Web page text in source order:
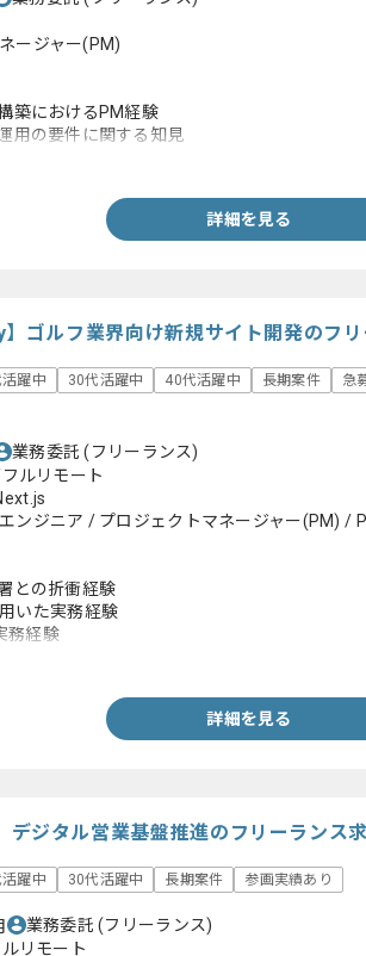
ージャー(PM)
築におけるPM経験
用の要件に関する知見
詳細を見る
】ゴルフ業界向け新規サイト開発のフ
躍中 30代活躍中 40代活躍中 長期案件
急
業務委託(フリーランス)
ルリモート
ンジニア / プロジェクトマネージャー(PM) /
との折衝経験
いた実務経験
務経験
詳細を見る
デジタル営業基盤推進のフリーランス
躍中 30代活躍中 長期案件 参画実績あり
業務委託(フリーランス)
リモート